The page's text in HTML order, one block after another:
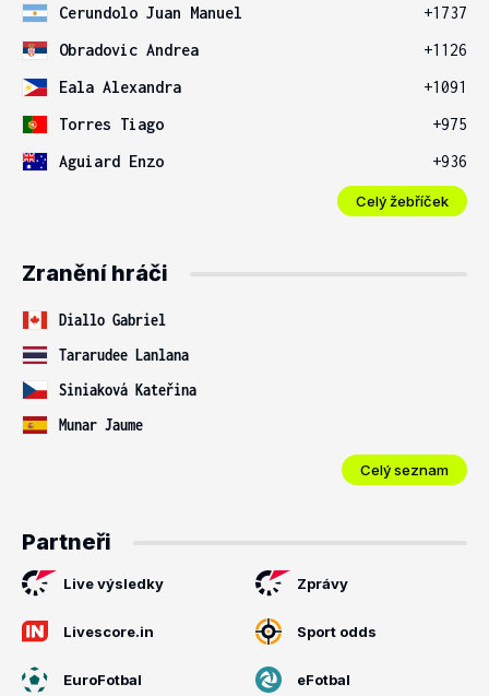
Cerundolo Juan Manuel
+1737
Obradovic Andrea
+1126
Eala Alexandra
+1091
Torres Tiago
+975
Aguiard Enzo
+936
Celý žebříček
Zranění hráči
Diallo Gabriel
Tararudee Lanlana
Siniaková Kateřina
Munar Jaume
Celý seznam
Partneři
Live výsledky Zprávy
Livescore.in Sport odds
EuroFotbal eFotbal